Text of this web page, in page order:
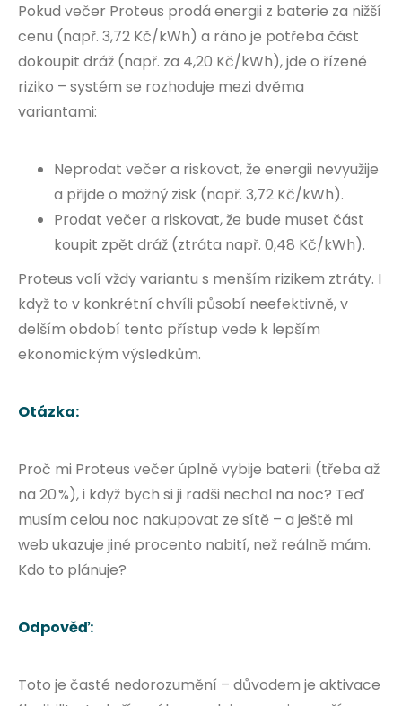
Pokud večer Proteus prodá energii z baterie za nižší
cenu (např. 3,72 Kč/kWh) a ráno je potřeba část
dokoupit dráž (např. za 4,20 Kč/kWh), jde o řízené
riziko – systém se rozhoduje mezi dvěma
variantami:
Neprodat večer a riskovat, že energii nevyužije
a přijde o možný zisk (např. 3,72 Kč/kWh).
Prodat večer a riskovat, že bude muset část
koupit zpět dráž (ztráta např. 0,48 Kč/kWh).
Proteus volí vždy variantu s menším rizikem ztráty. I
když to v konkrétní chvíli působí neefektivně, v
delším období tento přístup vede k lepším
ekonomickým výsledkům.
Otázka:
Proč mi Proteus večer úplně vybije baterii (třeba až
na 20 %), i když bych si ji radši nechal na noc? Teď
musím celou noc nakupovat ze sítě – a ještě mi
web ukazuje jiné procento nabití, než reálně mám.
Kdo to plánuje?
Odpověď:
Toto je časté nedorozumění – důvodem je aktivace